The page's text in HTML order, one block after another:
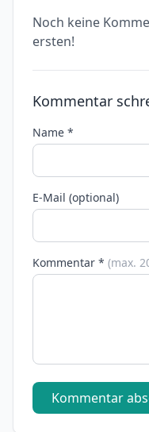
Noch keine
ersten!
Kommentar
Name *
E-Mail (optional)
Kommentar * (max.
Kommentar